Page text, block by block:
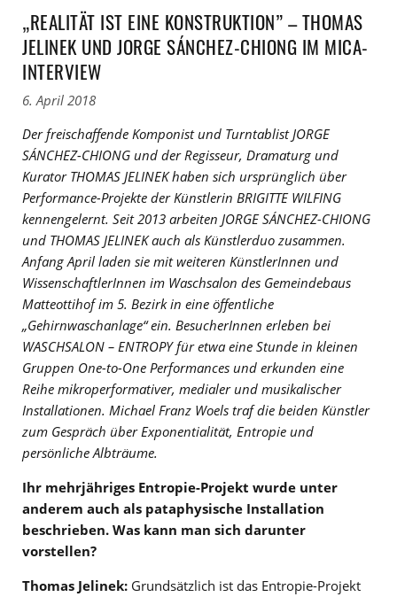
„REALITÄT IST EINE KONSTRUKTION” – THOMAS
JELINEK UND JORGE SÁNCHEZ-CHIONG IM MICA-
INTERVIEW
6. April 2018
Der freischaffende Komponist und Turntablist JORGE
SÁNCHEZ-CHIONG und der Regisseur, Dramaturg und
Kurator THOMAS JELINEK haben sich ursprünglich über
Performance-Projekte der Künstlerin BRIGITTE WILFING
kennengelernt. Seit 2013 arbeiten JORGE SÁNCHEZ-CHIONG
und THOMAS JELINEK auch als Künstlerduo zusammen.
Anfang April laden sie mit weiteren KünstlerInnen und
WissenschaftlerInnen im Waschsalon des Gemeindebaus
Matteottihof im 5. Bezirk in eine öffentliche
„Gehirnwaschanlage“ ein. BesucherInnen erleben bei
WASCHSALON – ENTROPY für etwa eine Stunde in kleinen
Gruppen One-to-One Performances und erkunden eine
Reihe mikroperformativer, medialer und musikalischer
Installationen. Michael Franz Woels traf die beiden Künstler
zum Gespräch über Exponentialität, Entropie und
persönliche Albträume.
Ihr mehrjähriges Entropie-Projekt wurde unter
anderem auch als pataphysische Installation
beschrieben. Was kann man sich darunter
vorstellen?
Thomas Jelinek: Grundsätzlich ist das Entropie-Projekt